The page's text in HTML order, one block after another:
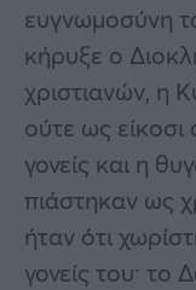
ευγνωμοσύνη
κήρυξε ο
χριστιανών, η
ούτε ως
γονείς και η
πιάστηκαν ως
ήταν ότι
γονείς του·